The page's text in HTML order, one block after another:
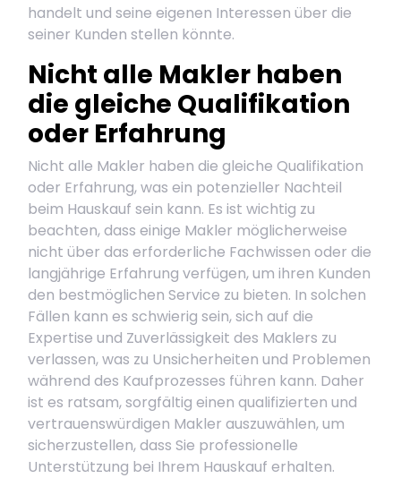
handelt und seine eigenen Interessen über die
seiner Kunden stellen könnte.
Nicht alle Makler haben
die gleiche Qualifikation
oder Erfahrung
Nicht alle Makler haben die gleiche Qualifikation
oder Erfahrung, was ein potenzieller Nachteil
beim Hauskauf sein kann. Es ist wichtig zu
beachten, dass einige Makler möglicherweise
nicht über das erforderliche Fachwissen oder die
langjährige Erfahrung verfügen, um ihren Kunden
den bestmöglichen Service zu bieten. In solchen
Fällen kann es schwierig sein, sich auf die
Expertise und Zuverlässigkeit des Maklers zu
verlassen, was zu Unsicherheiten und Problemen
während des Kaufprozesses führen kann. Daher
ist es ratsam, sorgfältig einen qualifizierten und
vertrauenswürdigen Makler auszuwählen, um
sicherzustellen, dass Sie professionelle
Unterstützung bei Ihrem Hauskauf erhalten.